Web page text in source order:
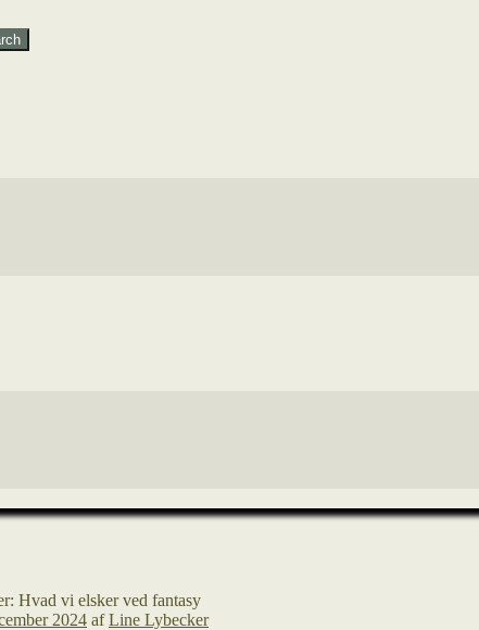
Hvad vi elsker ved fantasy
2024 afLine Lybecker